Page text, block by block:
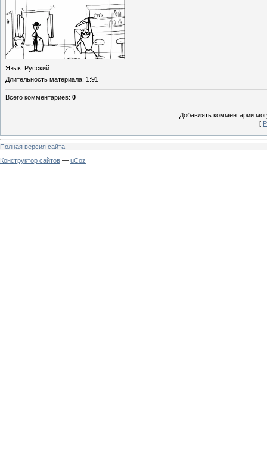
Язык: Русский
Длительность материала: 1:91
Всего комментариев: 0
Добавлять комментарии
[
Полная версия сайта
Конструктор сайтов — uCoz